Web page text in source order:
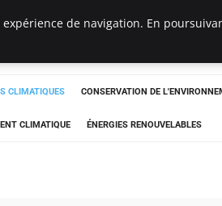
CLIMATIQUES CONSERVATION DE
CLIMATIQUE ÉNERGIES RENOUVELABLES
de navigation. En